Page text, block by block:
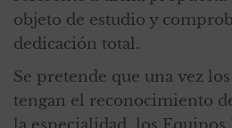
objeto de estudio y
dedicación total.
Se pretende que una vez
tengan el reconocimiento